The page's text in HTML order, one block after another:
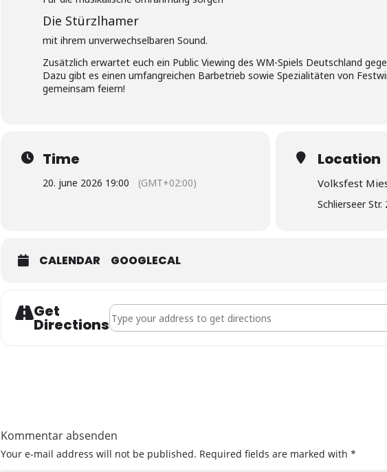
Die Stürzlhamer
mit ihrem unverwechselbaren Sound.
Zusätzlich erwartet euch ein Public Viewing des WM-Spiels Deutschland
Dazu gibt es einen umfangreichen Barbetrieb sowie Spezialitäten von
gemeinsam feiern!
Time
20. june 2026 19:00 (GMT+02:00)
Location
Volksfest
Schlierseer Str.
CALENDAR GOOGLECAL
Get
Directions
Address - FCWC-RW: Oktoberfestparty []
Kommentar absenden
Your e-mail address will not be published. Required fields are marked with *